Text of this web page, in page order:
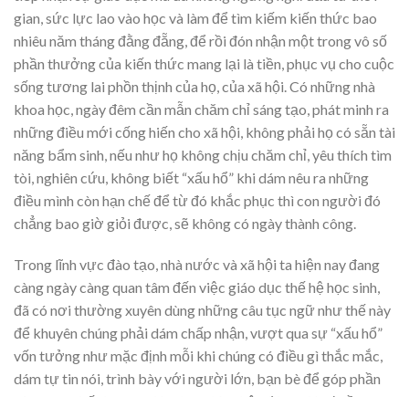
gian, sức lực lao vào học và làm để tìm kiếm kiến thức bao
nhiêu năm tháng đằng đẵng, để rồi đón nhận một trong vô số
phần thưởng của kiến thức mang lại là tiền, phục vụ cho cuộc
sống tương lai phồn thịnh của họ, của xã hội. Có những nhà
khoa học, ngày đêm cần mẫn chăm chỉ sáng tạo, phát minh ra
những điều mới cống hiến cho xã hội, không phải họ có sẵn tài
năng bẩm sinh, nếu như họ không chịu chăm chỉ, yêu thích tìm
tòi, nghiên cứu, không biết “xấu hổ” khi dám nêu ra những
điều mình còn hạn chế để từ đó khắc phục thì con người đó
chẳng bao giờ giỏi được, sẽ không có ngày thành công.
Trong lĩnh vực đào tạo, nhà nước và xã hội ta hiện nay đang
càng ngày càng quan tâm đến việc giáo dục thế hệ học sinh,
đã có nơi thường xuyên dùng những câu tục ngữ như thế này
để khuyên chúng phải dám chấp nhận, vượt qua sự “xấu hổ”
vốn tưởng như mặc định mỗi khi chúng có điều gì thắc mắc,
dám tự tin nói, trình bày với người lớn, bạn bè để góp phần